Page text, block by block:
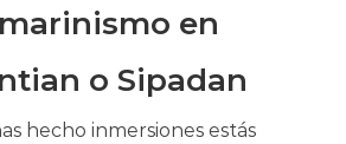
en
o Sipadan
hecho inmersiones estás